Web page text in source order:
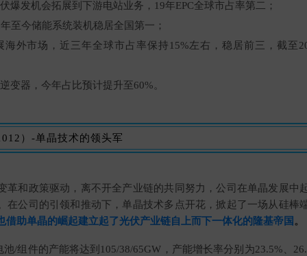
爆发机会拓展到下游电站业务，19年EPC全球市占率第二；
至今储能系统装机稳居全国第一；
海外市场，近三年全球市占率保持15%左右，稳居前三，截至
变器，今年占比预计提升至60%。
）-单晶技术的领头军
革和政策驱动，离不开全产业链的共同努力，公司在单晶发展中
在公司的引领和推动下，单晶技术多点开花，掀起了一场从硅棒
借助单晶的崛起建立起了光伏产业链自上而下一体化的隆基帝国。
池/组件的产能将达到105/38/65GW，产能增长率分别为23.5%、